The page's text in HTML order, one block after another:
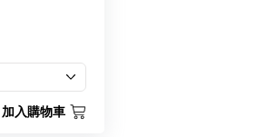
加入購物車